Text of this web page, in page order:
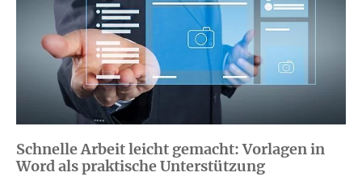
Schnelle Arbeit leicht gemacht: Vorlagen in
Word als praktische Unterstützung